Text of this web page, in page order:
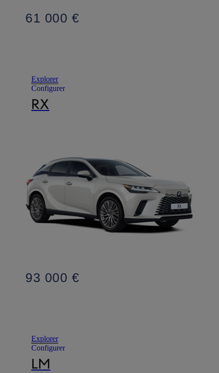
61 000 €
Explorer
Configurer
RX
93 000 €
Explorer
Configurer
LM